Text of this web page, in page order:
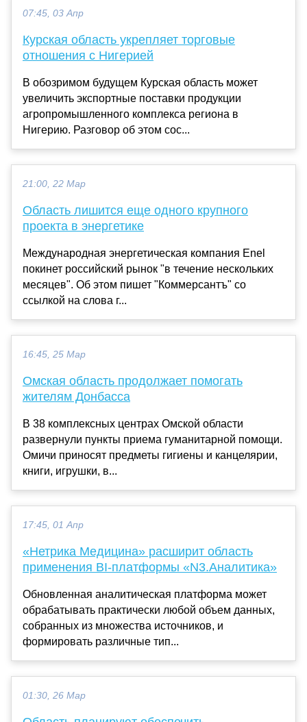
07:45, 03 Апр
Курская область укрепляет торговые
отношения с Нигерией
В обозримом будущем Курская область может
увеличить экспортные поставки продукции
агропромышленного комплекса региона в
Нигерию. Разговор об этом сос...
21:00, 22 Мар
Область лишится еще одного крупного
проекта в энергетике
Международная энергетическая компания Enel
покинет российский рынок "в течение нескольких
месяцев". Об этом пишет "Коммерсантъ" со
ссылкой на слова г...
16:45, 25 Мар
Омская область продолжает помогать
жителям Донбасса
В 38 комплексных центрах Омской области
развернули пункты приема гуманитарной помощи.
Омичи приносят предметы гигиены и канцелярии,
книги, игрушки, в...
17:45, 01 Апр
«Нетрика Медицина» расширит область
применения BI-платформы «N3.Аналитика»
Обновленная аналитическая платформа может
обрабатывать практически любой объем данных,
собранных из множества источников, и
формировать различные тип...
01:30, 26 Мар